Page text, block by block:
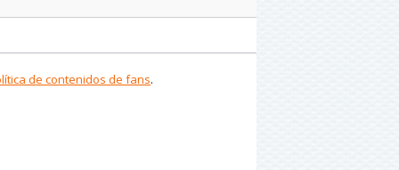
de contenidos de fans.